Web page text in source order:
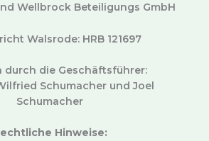
Wellbrock Beteiligungs GmbH
Walsrode: HRB 121697
durch die Geschäftsführer:
Schumacher und Joel
Schumacher
Hinweise: